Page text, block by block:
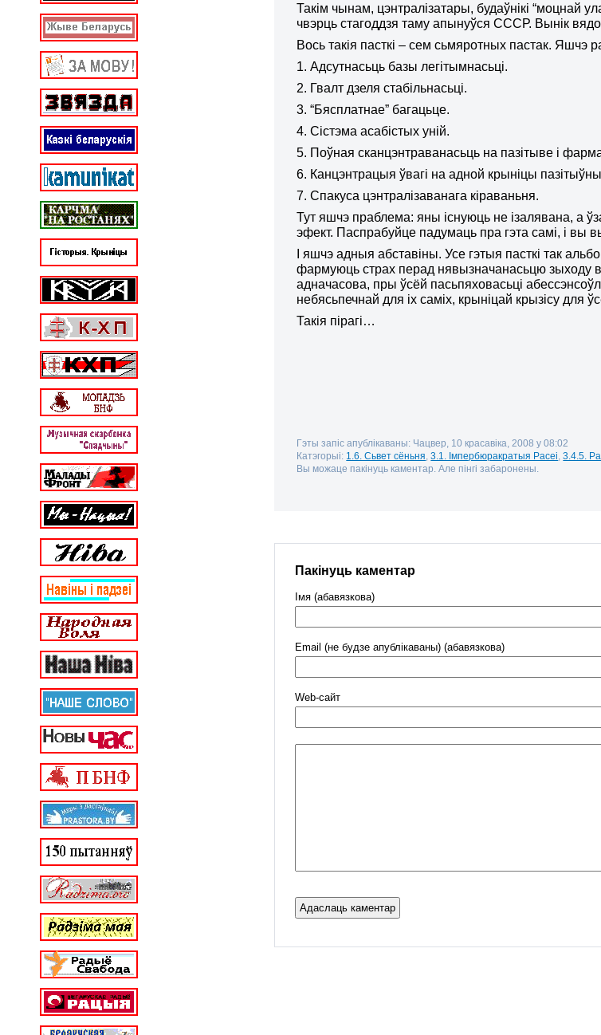
Такім чынам, цэнтралізатары, будаўнікі “моцнай
чвэрць стагоддзя таму апынуўся СССР. Вынік
Вось такія пасткі – сем сьмяротных пастак. Яшчэ
1. Адсутнасьць базы легітымнасьці.
2. Гвалт дзеля стабільнасьці.
3. “Бясплатнае” багацьце.
4. Сістэма асабістых уній.
5. Поўная сканцэнтраванасьць на пазітыве і
6. Канцэнтрацыя ўвагі на адной крыніцы
7. Спакуса цэнтралізаванага кіраваньня.
Тут яшчэ праблема: яны існуюць не ізалявана, а
эфект. Паспрабуйце падумаць пра гэта самі, і вы
І яшчэ адныя абставіны. Усе гэтыя пасткі так
фармуюць страх перад нявызначанасьцю зыходу
адначасова, пры ўсёй пасьпяховасьці
небясьпечнай для іх саміх, крыніцай крызісу для
Такія пірагі…
Гэты запіс апублікаваны: Чацвер, 10 красавіка, 2008 у 08:02
Катэгорыі: 1.6. Сьвет сёньня ,3.1. Імпербюракратыя Расеі ,3.4.5.
Вы можаце пакінуць каментар. Але пінгі забаронены.
Пакінуць каментар
Імя (абавязкова)
Email (не будзе апублікаваны) (абавязкова)
Web-cайт